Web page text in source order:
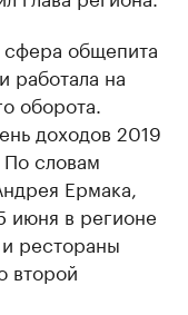
общепита
работала на
оборота.
доходов 2019
словам
Ермака,
июня в регионе
рестораны
второй